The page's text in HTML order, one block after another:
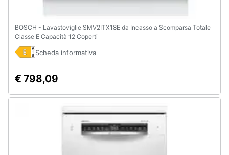
BOSCH - Lavastoviglie SMV2ITX18E da Incasso a Scomparsa Totale
Classe E Capacità 12 Coperti
Scheda informativa
€ 798,09